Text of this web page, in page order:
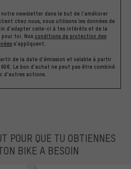
notre newsletter dans le but de l'améliorer
chez nous, nous utilisons les données de
d'adapter celle-ci à tes intérêts et de la
pour toi. Nos conditions de protection des
s'appliquent.
de la date d'émission et valable à partir
Le bon d'achat ne peut pas être combiné
d'autres actions.
POUR QUE TU OBTIENNES
BIKE A BESOIN